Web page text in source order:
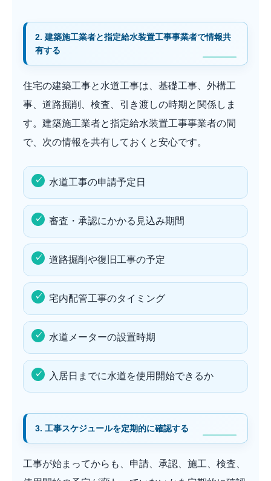
2. 建築施工業者と指定給水装置工事事業者で情報共
有する
住宅の建築工事と水道工事は、基礎工事、外構工
事、道路掘削、検査、引き渡しの時期と関係しま
す。建築施工業者と指定給水装置工事事業者の間
で、次の情報を共有しておくと安心です。
水道工事の申請予定日
審査・承認にかかる見込み期間
道路掘削や復旧工事の予定
宅内配管工事のタイミング
水道メーターの設置時期
入居日までに水道を使用開始できるか
3. 工事スケジュールを定期的に確認する
工事が始まってからも、申請、承認、施工、検査、